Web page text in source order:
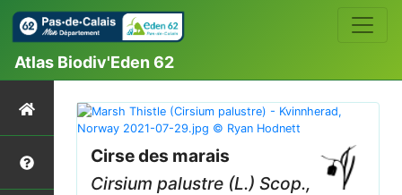
Atlas Biodiv'Eden 62
Cirse des marais
Cirsium palustre (L.) Scop.,